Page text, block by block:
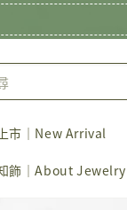
市｜New Arrival
飾｜About Jewelry